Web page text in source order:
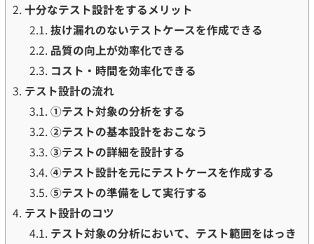
2.十分なテスト設計をするメリット
2.1.抜け漏れのないテストケースを作成できる
2.2. 品質の向上が効率化できる
2.3. コスト・時間を効率化できる
3. テスト設計の流れ
3.1.①テスト対象の分析をする
3.2.②テストの基本設計をおこなう
3.3.③テストの詳細を設計する
3.4.④テスト設計を元にテストケースを作成する
3.5.⑤テストの準備をして実行する
4. テスト設計のコツ
4.1. テスト対象の分析において、テスト範囲をはっき